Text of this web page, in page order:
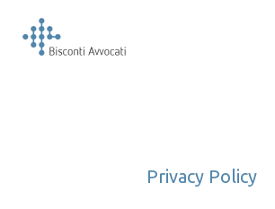
Privacy Policy